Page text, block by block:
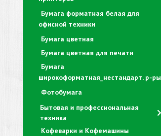
Бумага форматная белая для
офисной техники
Бумага цветная
Бумага цветная для печати
Бумага
широкоформатная_нестандарт. р-ры
Фотобумага
Бытовая и профессиональная
техника
Кофеварки и Кофемашины